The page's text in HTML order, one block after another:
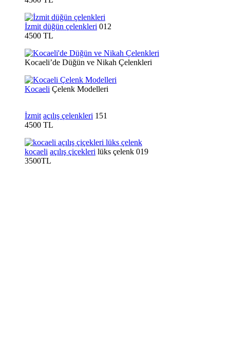
İzmit düğün çelenkleri 012
4500 TL
Kocaeli’de Düğün ve Nikah Çelenkleri
Kocaeli Çelenk Modelleri
İzmit açılış çelenkleri 151
4500 TL
kocaeli açılış çiçekleri lüks çelenk 019
3500TL